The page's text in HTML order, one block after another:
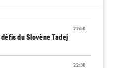
22:50
du Slovène Tadej
22:30